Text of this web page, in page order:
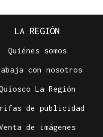
LA REGIÓN
Quiénes somos
con nosotros
La Región
de publicidad
de imágenes